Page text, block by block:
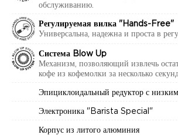
обслуживанию.
Регулируемая вилка "Hands-Free"
Универсальна, надежна и проста в
Система Blow Up
Механизм, позволяющий извлечь
кофе из кофемолки за несколько
Эпициклоидальный редуктор с
Электроника "Barista Special"
Корпус из литого алюминия